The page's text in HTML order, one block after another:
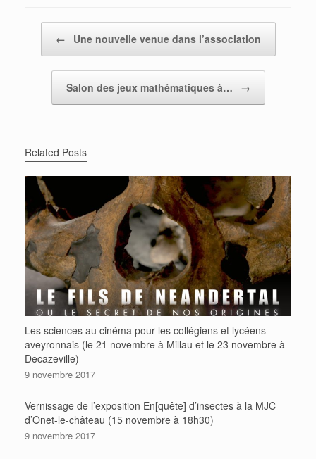
← Une nouvelle venue dans l’association
Salon des jeux mathématiques à… →
Related Posts
Les sciences au cinéma pour les collégiens et lycéens
aveyronnais (le 21 novembre à Millau et le 23 novembre à
Decazeville)
9 novembre 2017
Vernissage de l’exposition En[quête] d’insectes à la MJC
d’Onet-le-château (15 novembre à 18h30)
9 novembre 2017